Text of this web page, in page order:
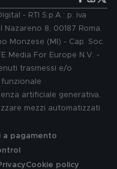
- RTI S.p.A.: p. iva
8, 00187 Roma.
Monzese (MI) - Cap. Soc.
Media For Europe N.V. -
trasmessi e/o
artificiale generativa.
mezzi automatizzati
a pagamento
Cookie policy